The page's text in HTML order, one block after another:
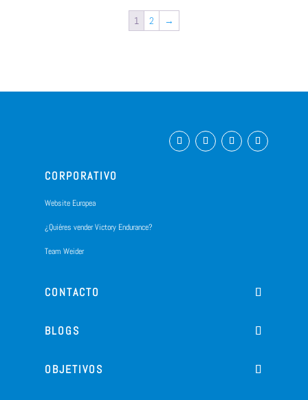
1 2 →
CORPORATIVO
Website Europea
¿Quiéres vender Victory Endurance?
Team Weider
CONTACTO
BLOGS
OBJETIVOS